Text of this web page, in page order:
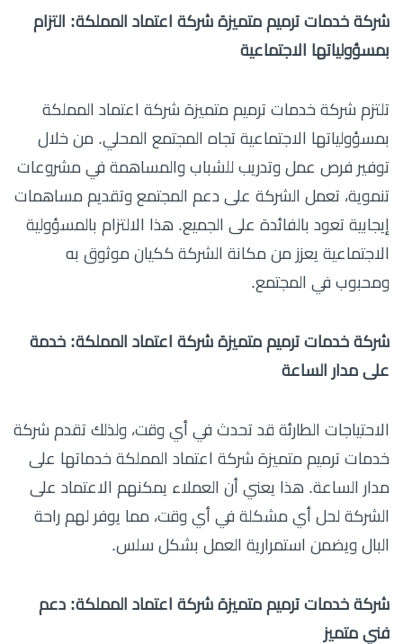
شركة خدمات ترميم متميزة شركة اعتماد المملكة: التزام
بمسؤولياتها الاجتماعية
تلتزم شركة خدمات ترميم متميزة شركة اعتماد المملكة
بمسؤولياتها الاجتماعية تجاه المجتمع المحلي. من خلال
توفير فرص عمل وتدريب للشباب والمساهمة في مشروعات
تنموية، تعمل الشركة على دعم المجتمع وتقديم مساهمات
إيجابية تعود بالفائدة على الجميع. هذا الالتزام بالمسؤولية
الاجتماعية يعزز من مكانة الشركة ككيان موثوق به
ومحبوب في المجتمع.
شركة خدمات ترميم متميزة شركة اعتماد المملكة: خدمة
على مدار الساعة
الاحتياجات الطارئة قد تحدث في أي وقت، ولذلك تقدم شركة
خدمات ترميم متميزة شركة اعتماد المملكة خدماتها على
مدار الساعة. هذا يعني أن العملاء يمكنهم الاعتماد على
الشركة لحل أي مشكلة في أي وقت، مما يوفر لهم راحة
البال ويضمن استمرارية العمل بشكل سلس.
شركة خدمات ترميم متميزة شركة اعتماد المملكة: دعم
فني متميز